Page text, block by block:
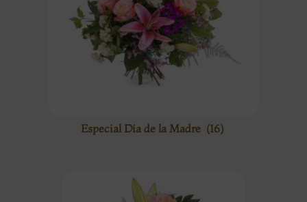
Especial Día de la Madre (16)